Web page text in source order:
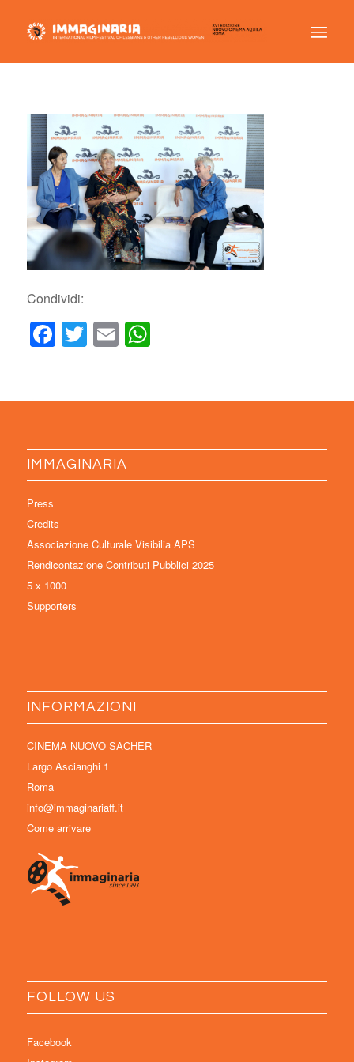
Condividi:
Facebook
Twitter
EmailWhatsApp
IMMAGINARIA
Press
Credits
Associazione Culturale Visibilia APS
Rendicontazione Contributi Pubblici 2025
5 x 1000
Supporters
INFORMAZIONI
CINEMA NUOVO SACHER
Largo Ascianghi 1
Roma
info@immaginariaff.it
Come arrivare
FOLLOW US
Facebook